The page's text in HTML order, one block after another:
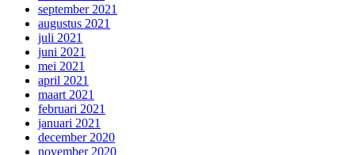
september 2021
augustus 2021
juli 2021
juni 2021
mei 2021
april 2021
maart 2021
februari 2021
januari 2021
december 2020
november 2020